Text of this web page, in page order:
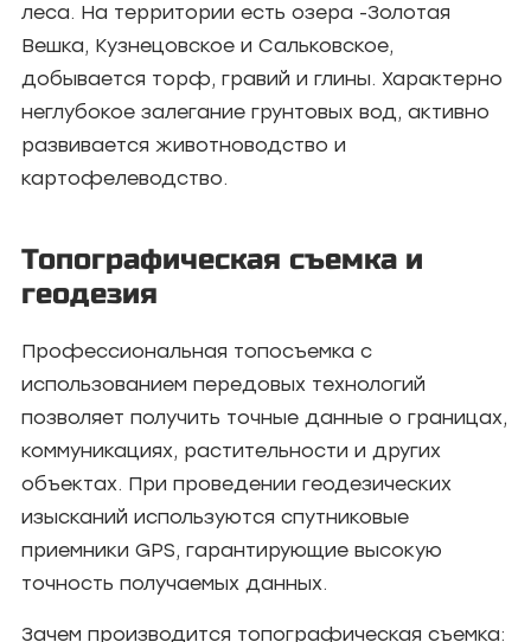
леса. На территории есть озера -Золотая
Вешка, Кузнецовское и Сальковское,
добывается торф, гравий и глины. Характерно
неглубокое залегание грунтовых вод, активно
развивается животноводство и
картофелеводство.
Топографическая съемка и
геодезия
Профессиональная топосъемка с
использованием передовых технологий
позволяет получить точные данные о границах,
коммуникациях, растительности и других
объектах. При проведении геодезических
изысканий используются спутниковые
приемники GPS, гарантирующие высокую
точность получаемых данных.
Зачем производится топографическая съемка: